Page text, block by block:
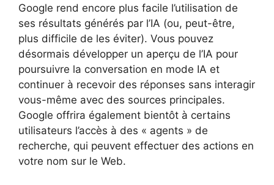
Google rend encore plus facile l’utilisation de
ses résultats générés par l’IA (ou, peut-être,
plus difficile de les éviter). Vous pouvez
désormais développer un aperçu de l’IA pour
poursuivre la conversation en mode IA et
continuer à recevoir des réponses sans interagir
vous-même avec des sources principales.
Google offrira également bientôt à certains
utilisateurs l’accès à des « agents » de
recherche, qui peuvent effectuer des actions en
votre nom sur le Web.